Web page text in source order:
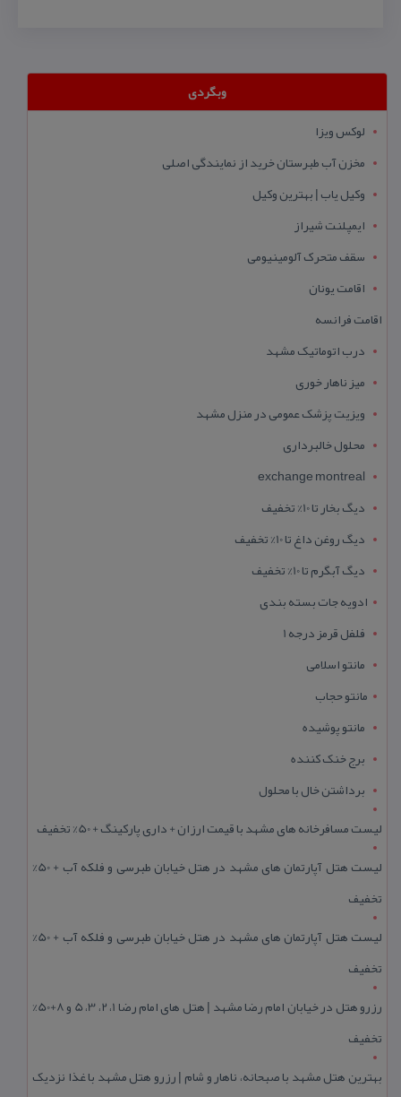
وبگردی
لوکس ویزا
مخزن آب طبرستان خرید از نمایندگی اصلی
وکیل یاب | بهترین وکیل
ایمپلنت شیراز
سقف متحرک آلومینیومی
اقامت یونان
اقامت فرانسه
درب اتوماتیک مشهد
میز ناهار خوری
ویزیت پزشک عمومی در منزل مشهد
محلول خالبرداری
exchange montreal
دیگ بخار تا 10% تخفیف
دیگ روغن داغ تا 10% تخفیف
دیگ آبگرم تا 10% تخفیف
ادویه جات بسته بندی
فلفل قرمز درجه 1
مانتو اسلامی
مانتو حجاب
مانتو پوشیده
برج خنک کننده
برداشتن خال با محلول
لیست مسافرخانه های مشهد با قیمت ارزان + داری پارکینگ + 50% تخفیف
لیست هتل آپارتمان های مشهد در هتل خیابان طبرسی و فلکه آب + 50%
تخفیف
لیست هتل آپارتمان های مشهد در هتل خیابان طبرسی و فلکه آب + 50%
تخفیف
رزرو هتل در خیابان امام رضا مشهد | هتل‌ های امام رضا 1، 2، 3، 5 و 8+50%
تخفیف
بهترین هتل مشهد با صبحانه، ناهار و شام | رزرو هتل مشهد با غذا نزدیک